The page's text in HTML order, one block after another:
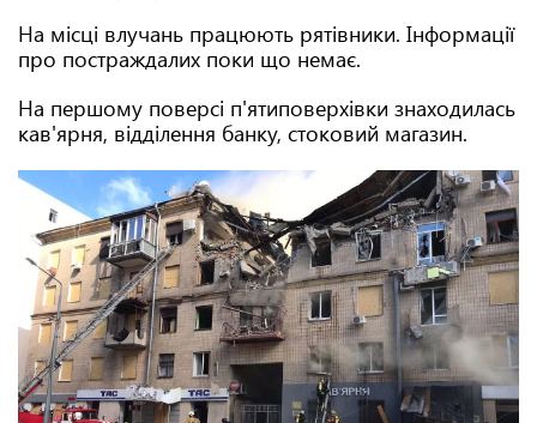
На місці влучань працюють рятівники. Інформації
про постраждалих поки що немає.
На першому поверсі п'ятиповерхівки знаходилась
кав'ярня, відділення банку, стоковий магазин.